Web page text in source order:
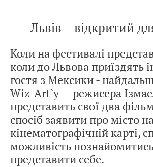
Львів – відкритий
Коли на фестивалі
коли до Львова приїздять
гостя з Мексики -
Wiz-Art`у — режисера
представить свої два
спосіб заявити про місто
кінематографічній карті,
можливість
представити себе.